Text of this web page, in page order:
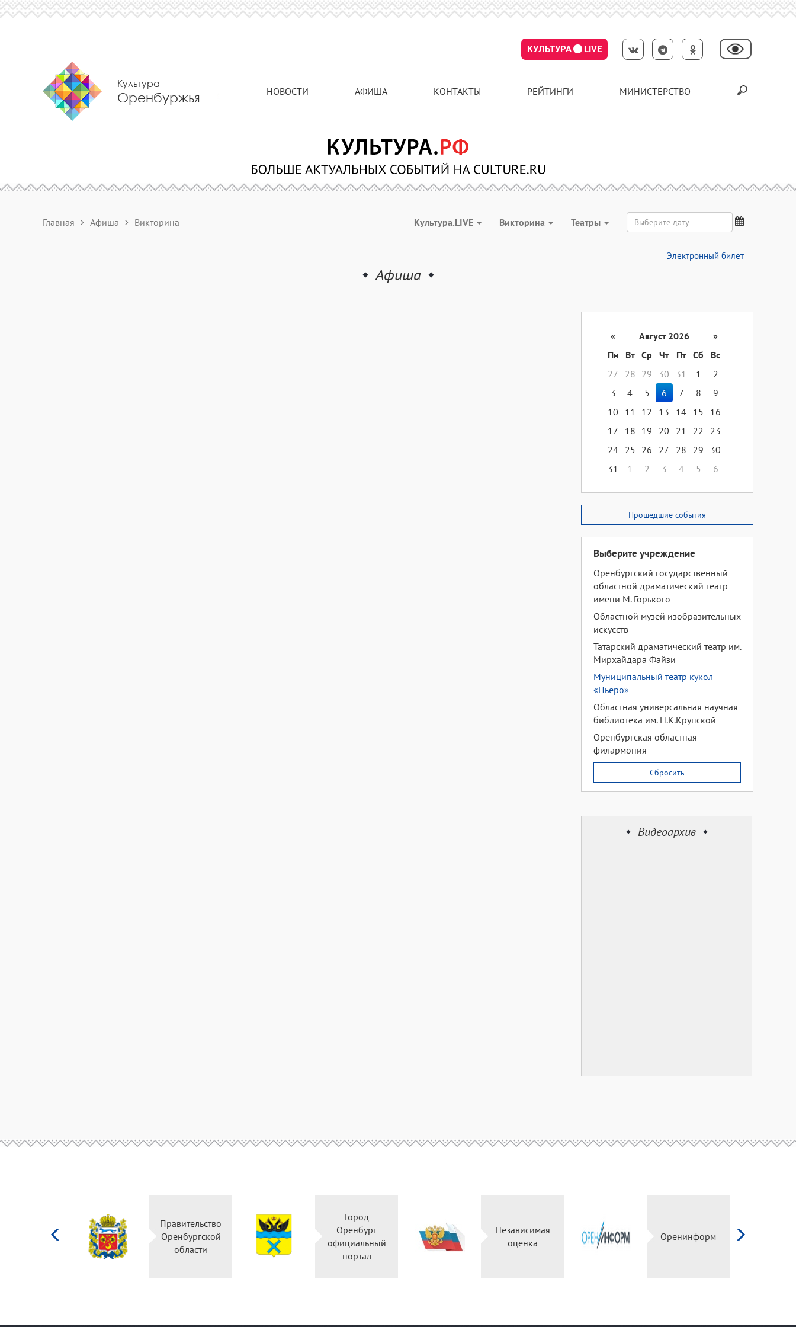
КУЛЬТУРА LIVE
Культура
Оренбуржья НОВОСТИ АФИША КОНТАКТЫ РЕЙТИНГИ МИНИСТЕРСТВО
Главная Афиша Викторина Культура.LIVE Викторина Театры
Электронный билет
Афиша
« Август 2026
»
Пн
Вт Ср Чт Пт Сб
Вс
27
28 29 30 31 1
2
3
4 5 6 7 8
9
10
11 12 13 14 15
16
17
18 19 20 21 22
23
24 25 26 27 28 29
30
31
1 2 3 4 5 6
Прошедшие события
Выберите учреждение
Оренбургский государственный
областной драматический театр
имени М. Горького
Областной музей изобразительных
искусств
Татарский драматический театр им.
Мирхайдара Файзи
Муниципальный театр кукол
«Пьеро»
Областная универсальная научная
библиотека им. Н.К.Крупской
Оренбургская областная
филармония
Сбросить
Видеоархив
Правительство
Оренбургской
области
Город
Оренбург
официальный
портал
Независимая
оценка
Оренинформ